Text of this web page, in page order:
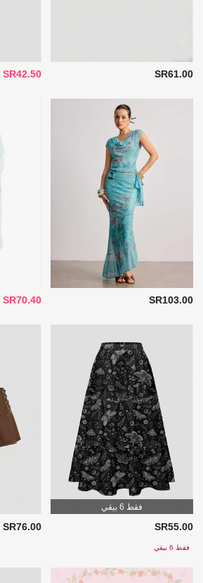
SR61.00
SR42.50
SR103.00
SR70.40
فقط 6 بيقي
SR55.00
فقط 6 بيقي
SR76.00